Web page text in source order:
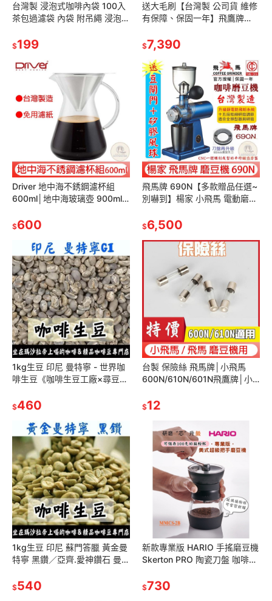
台灣製 浸泡式咖啡內袋 100入
茶包過濾袋 內袋 附吊繩 浸泡袋
茶葉、花草茶、養生茶
$199
送大毛刷【台灣製 公司貨 維修
有保障、保固一年】飛鷹牌
豆機 研磨機 大飛鷹
$7,390
Driver 地中海不銹鋼濾杯組
600ml│地中海玻璃壺 900ml
壺 玻璃分享壺
$600
飛馬牌 690N【多款贈品任選~
別嚇到】楊家 小飛馬 電動磨豆
600N/610N/601N 研磨機
$6,500
1kg生豆 印尼 曼特寧 - 世界咖
啡生豆《咖啡生豆工廠×尋豆~
豆 精品豆 咖啡豆 半水洗
$460
台製 保險絲 飛馬牌│小飛馬
600N/610N/601N飛鷹牌│小
咖啡豆磨豆機
$12
1kg生豆 印尼 蘇門答臘 黃金曼
特寧 黑鑽／亞齊.愛神鑽石 曼特
工廠》咖啡生豆 咖啡豆
$540
新款專業版 HARIO 手搖磨豆機
Skerton PRO 陶瓷刀盤 咖啡豆
手磨豆機
$730